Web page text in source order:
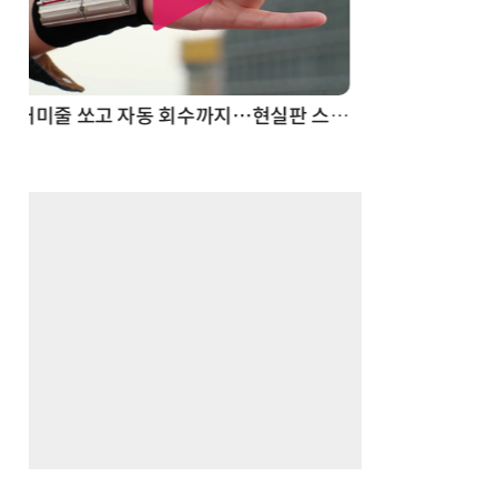
70년 만에 돌아온 시베리아호랑이…카자흐스탄 야생에 풀렸다